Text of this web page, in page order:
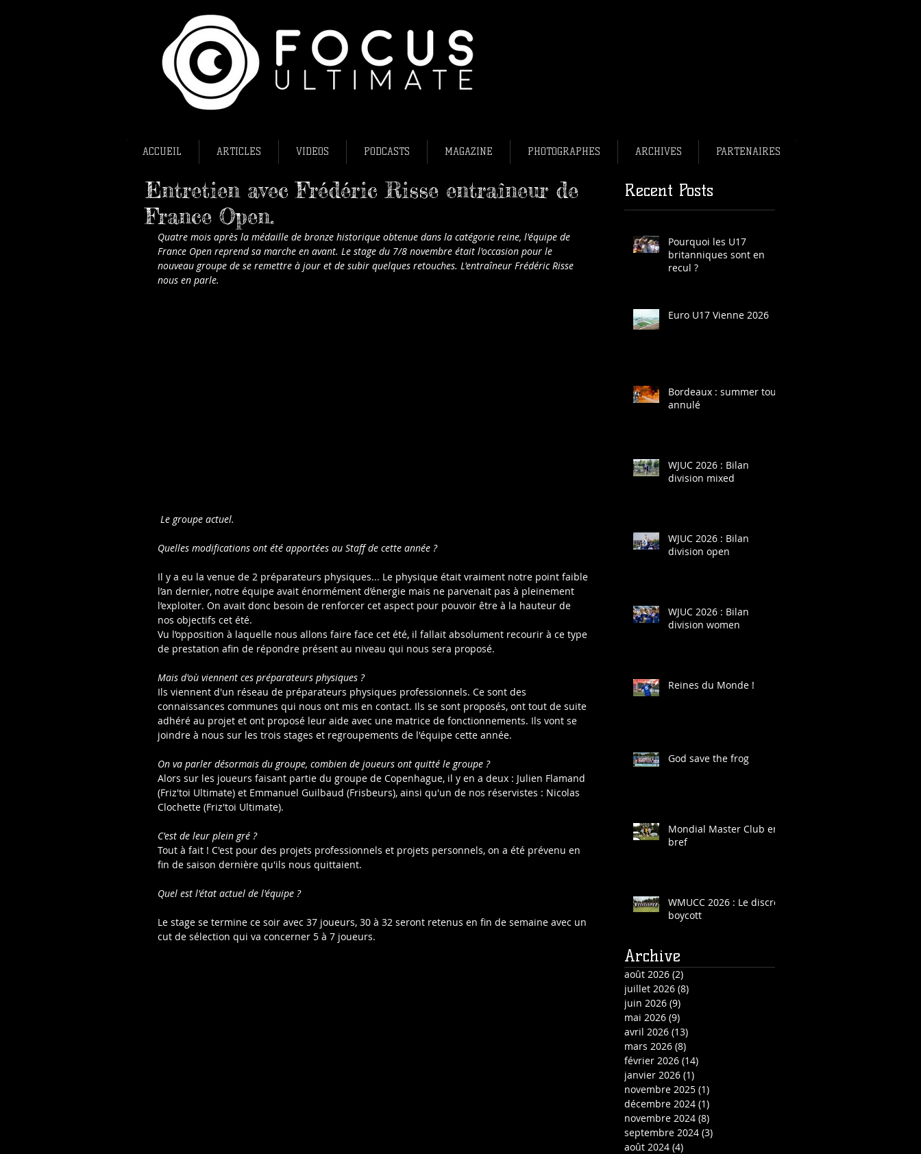
ACCUEIL ARTICLES VIDEOS PODCASTS MAGAZINE PHOTOGRAPHES ARCHIVES PARTENAIRES
Entretien avec Frédéric Risse entraîneur de
France Open.
Quatre mois après la médaille de bronze historique obtenue dans la catégorie reine, l'équipe de
France Open reprend sa marche en avant. Le stage du 7/8 novembre était l'occasion pour le
nouveau groupe de se remettre à jour et de subir quelques retouches. L'entraîneur Frédéric Risse
nous en parle.
Le groupe actuel.
Quelles modifications ont été apportées au Staff de cette année ?
Il y a eu la venue de 2 préparateurs physiques... Le physique était vraiment notre point faible
l’an dernier, notre équipe avait énormément d’énergie mais ne parvenait pas à pleinement
l’exploiter. On avait donc besoin de renforcer cet aspect pour pouvoir être à la hauteur de
nos objectifs cet été.
Vu l’opposition à laquelle nous allons faire face cet été, il fallait absolument recourir à ce type
de prestation afin de répondre présent au niveau qui nous sera proposé.
Mais d'où viennent ces préparateurs physiques ?
Ils viennent d'un réseau de préparateurs physiques professionnels. Ce sont des
connaissances communes qui nous ont mis en contact. Ils se sont proposés, ont tout de suite
adhéré au projet et ont proposé leur aide avec une matrice de fonctionnements. Ils vont se
joindre à nous sur les trois stages et regroupements de l'équipe cette année.
On va parler désormais du groupe, combien de joueurs ont quitté le groupe ?
Alors sur les joueurs faisant partie du groupe de Copenhague, il y en a deux : Julien Flamand
(Friz'toi Ultimate) et Emmanuel Guilbaud (Frisbeurs), ainsi qu'un de nos réservistes : Nicolas
Clochette (Friz'toi Ultimate).
C'est de leur plein gré ?
Tout à fait ! C'est pour des projets professionnels et projets personnels, on a été prévenu en
fin de saison dernière qu'ils nous quittaient.
Quel est l'état actuel de l'équipe ?
Le stage se termine ce soir avec 37 joueurs, 30 à 32 seront retenus en fin de semaine avec un
cut de sélection qui va concerner 5 à 7 joueurs.
Recent Posts
Pourquoi les U17
britanniques sont en
recul ?
Euro U17 Vienne 2026
Bordeaux : summer tour
annulé
WJUC 2026 : Bilan
division mixed
WJUC 2026 : Bilan
division open
WJUC 2026 : Bilan
division women
Reines du Monde !
God save the frog
Mondial Master Club en
bref
WMUCC 2026 : Le discret
boycott
Archive
août 2026 (2)
juillet 2026 (8)
juin 2026 (9)
mai 2026 (9)
avril 2026 (13)
mars 2026 (8)
février 2026 (14)
janvier 2026 (1)
novembre 2025 (1)
décembre 2024 (1)
novembre 2024 (8)
septembre 2024 (3)
août 2024 (4)